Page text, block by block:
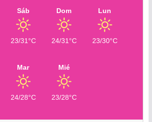
Sáb
23/31°C
Dom
24/31°C
Lun
23/30°C
Mar
24/28°C
Mié
23/28°C